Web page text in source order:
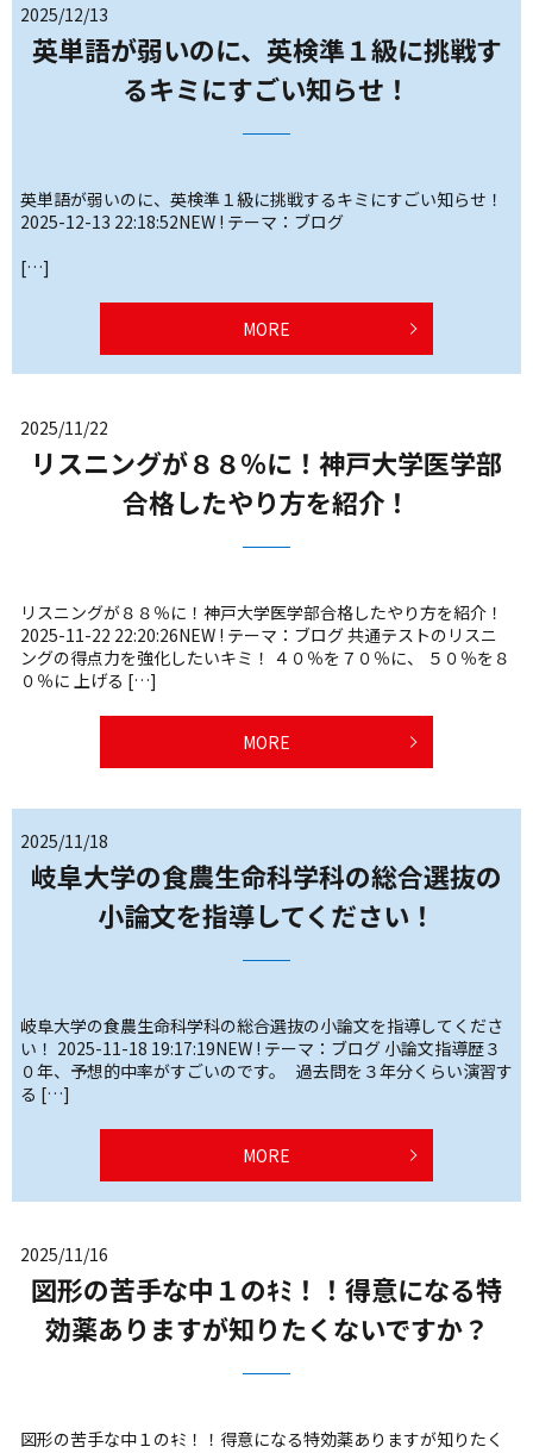
2025/12/13
英単語が弱いのに、英検準１級に挑戦す
るキミにすごい知らせ！
英単語が弱いのに、英検準１級に挑戦するキミにすごい知らせ！
2025-12-13 22:18:52NEW ! テーマ：ブログ
[…]
MORE
2025/11/22
リスニングが８８％に！神戸大学医学部
合格したやり方を紹介！
リスニングが８８％に！神戸大学医学部合格したやり方を紹介！
2025-11-22 22:20:26NEW ! テーマ：ブログ 共通テストのリスニ
ングの得点力を強化したいキミ！ ４０％を７０％に、 ５０％を８
０％に 上げる […]
MORE
2025/11/18
岐阜大学の食農生命科学科の総合選抜の
小論文を指導してください！
岐阜大学の食農生命科学科の総合選抜の小論文を指導してくださ
い！ 2025-11-18 19:17:19NEW ! テーマ：ブログ 小論文指導歴３
０年、予想的中率がすごいのです。 過去問を３年分くらい演習す
る […]
MORE
2025/11/16
図形の苦手な中１のｷﾐ！！得意になる特
効薬ありますが知りたくないですか？
図形の苦手な中１のｷﾐ！！得意になる特効薬ありますが知りたく